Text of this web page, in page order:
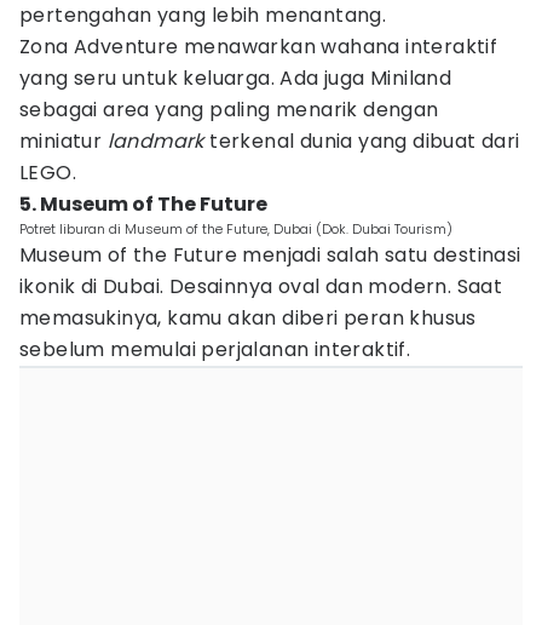
pertengahan yang lebih menantang.
Zona Adventure menawarkan wahana interaktif
yang seru untuk keluarga. Ada juga Miniland
sebagai area yang paling menarik dengan
miniatur landmarkterkenal dunia yang dibuat dari
LEGO.
5. Museum of The Future
Potret liburan di Museum of the Future, Dubai (Dok. Dubai Tourism)
Museum of the Future menjadi salah satu destinasi
ikonik di Dubai. Desainnya oval dan modern. Saat
memasukinya, kamu akan diberi peran khusus
sebelum memulai perjalanan interaktif.